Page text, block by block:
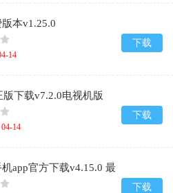
本v1.25.0
14
下载
版下载v7.2.0电视机版
04-14
下载
app官方下载v4.15.0 最
下载